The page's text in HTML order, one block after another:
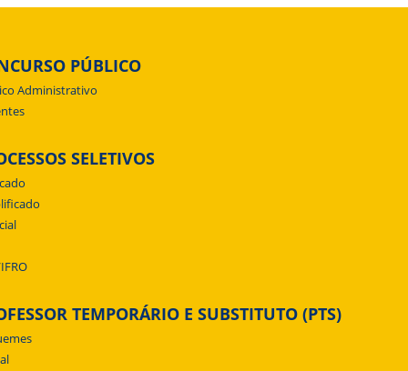
PÚBLICO
Administrativo
SELETIVOS
TEMPORÁRIO E SUBSTITUTO (PTS)